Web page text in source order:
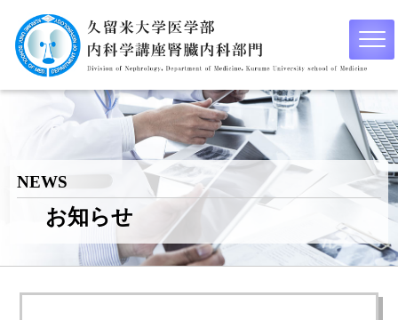
NEWS
お知らせ